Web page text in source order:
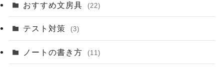
おすすめ文房具 (22)
テスト対策 (3)
ノートの書き方 (11)